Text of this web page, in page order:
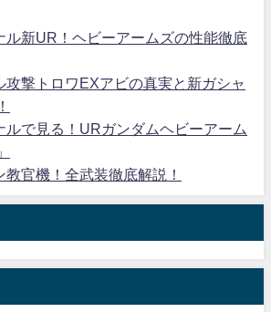
ル新UR！ヘビーアームズの性能徹底
攻撃トロワEXアビの真実と新ガシャ
ルで見る！URガンダムヘビーアーム
官機！全武装徹底解説！